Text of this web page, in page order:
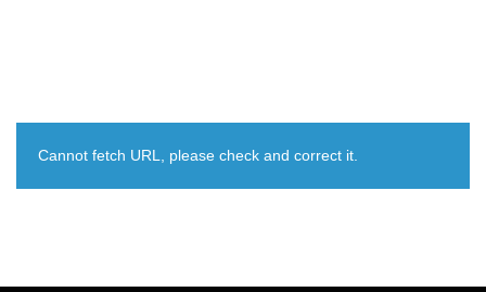
Cannot fetch URL, please check and correct it.